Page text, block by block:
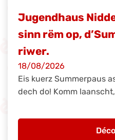
Jugendhaus
sinn rëm op,
riwer.
18/08/2026
Eis kuerz Summerpaus
dech do! Komm